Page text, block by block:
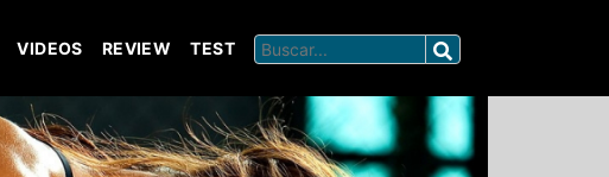
VIDEOS REVIEW TEST